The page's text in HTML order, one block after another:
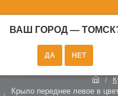
ВАШ ГОРОД — ТОМСК
Крыло переднее левое в